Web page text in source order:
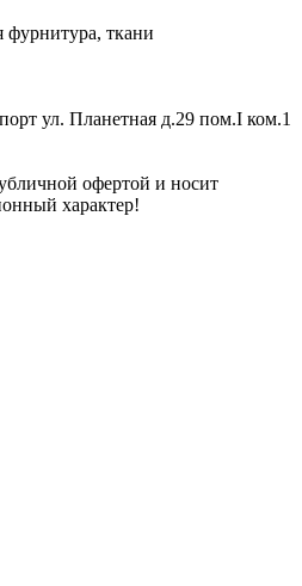
ткани
ул. Планетная д.29 пом.I ком.1
офертой и носит
характер!